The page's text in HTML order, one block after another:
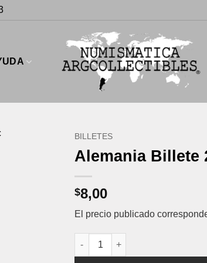
BILLETES
Alemania Billete
$8,00
El precio publicado